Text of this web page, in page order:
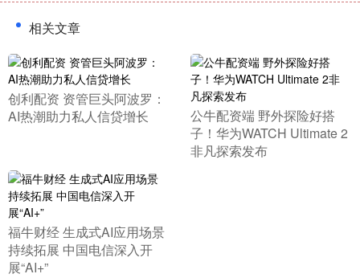
相关文章
​创利配资 资管巨头阿波罗：
AI热潮助力私人信贷增长
​公牛配资端 野外探险好搭
子！华为WATCH Ultimate 2
非凡探索发布
​福牛财经 生成式AI应用场景
持续拓展 中国电信深入开
展“AI+”